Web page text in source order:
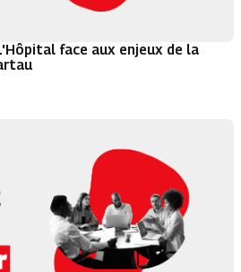
face aux enjeux de la